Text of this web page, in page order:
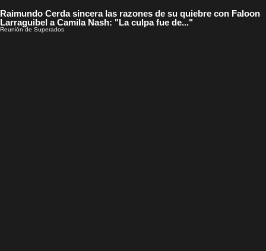
Raimundo Cerda sincera las razones de su quiebre con Faloon
Larraguibel a Camila Nash: "La culpa fue de..."
Reunión de Superados